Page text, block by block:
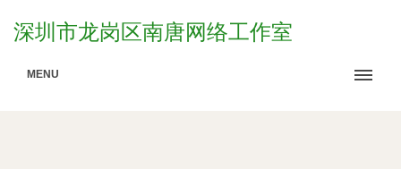
深圳市龙岗区南唐网络工作室
MENU